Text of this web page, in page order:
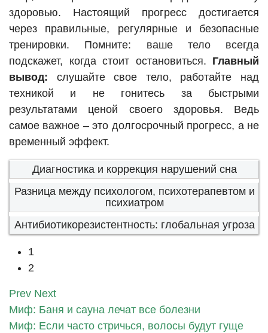
здоровью. Настоящий прогресс достигается
через правильные, регулярные и безопасные
тренировки. Помните: ваше тело всегда
подскажет, когда стоит остановиться. Главный
вывод: слушайте свое тело, работайте над
техникой и не гонитесь за быстрыми
результатами ценой своего здоровья. Ведь
самое важное – это долгосрочный прогресс, а не
временный эффект.
Диагностика и коррекция нарушений сна
Разница между психологом, психотерапевтом и
психиатром
Антибиотикорезистентность: глобальная угроза
1
2
Prev Next
Миф: Баня и сауна лечат все болезни
Миф: Если часто стричься, волосы будут гуще